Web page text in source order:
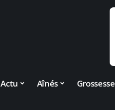
Actu Aînés Grossesse